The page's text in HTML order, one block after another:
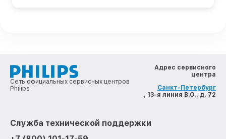
Сеть официальных сервисных центров
Philips
Адрес сервисного
центра
Санкт-Петербург
, 13-я линия В.О., д. 72
Служба технической поддержки